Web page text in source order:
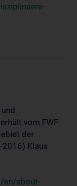
vom FWF
der
2016) Klaus
en/about-